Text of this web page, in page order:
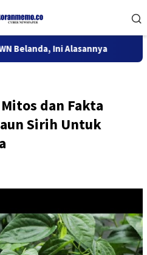
Ini Alasannya 9 Desa
dan Fakta
Sirih Untuk